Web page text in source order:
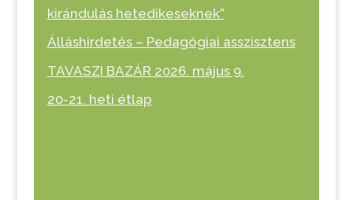
kirándulás hetedikeseknek”
Álláshirdetés – Pedagógiai asszisztens
TAVASZI BAZÁR 2026. május 9.
20-21. heti étlap